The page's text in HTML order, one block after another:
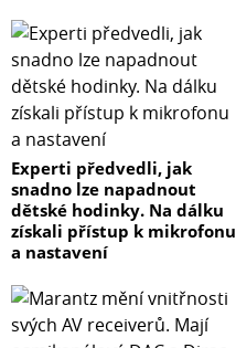
Experti předvedli, jak
snadno lze napadnout
dětské hodinky. Na dálku
získali přístup k mikrofonu
a nastavení